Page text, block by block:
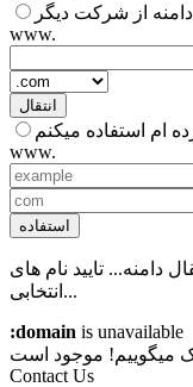
دامنه از شرکت دیگر
www.
انتقال
ام استفاده میکنم
www.
استفاده
دامنه... تایید نام های
انتخابی...
:domain is unavailable
میگوییم!
Contact Us